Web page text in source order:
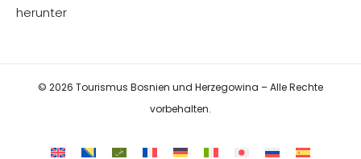
herunter
© 2026 Tourismus Bosnien und Herzegowina – Alle Rechte
vorbehalten.